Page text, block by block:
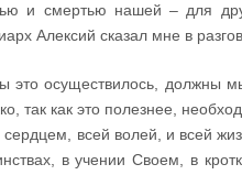
и смертью нашей – для
Алексий сказал мне в
это осуществилось, должны
так как это полезнее,
сердцем, всей волей, и всей
в учении Своем, в